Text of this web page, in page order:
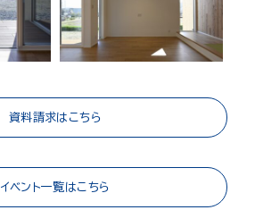
資料請求はこちら
イベント一覧はこちら